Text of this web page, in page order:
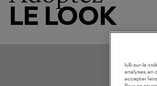
LE LOOK
lulli-sur-la-
analyses, en
accepter